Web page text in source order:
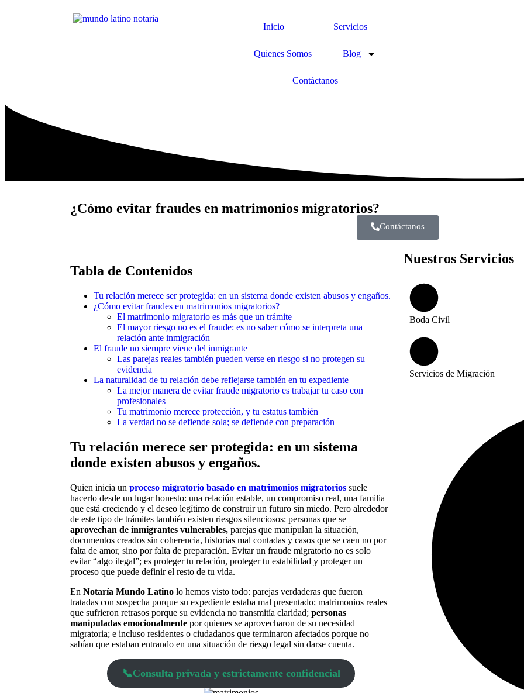
Inicio Servicios
Quienes Somos Blog
Contáctanos
¿Cómo evitar fraudes en matrimonios migratorios?
Contáctanos
Tabla de Contenidos
Tu relación merece ser protegida: en un sistema donde existen abusos y engaños.
¿Cómo evitar fraudes en matrimonios migratorios?
El matrimonio migratorio es más que un trámite
El mayor riesgo no es el fraude: es no saber cómo se interpreta una
relación ante inmigración
El fraude no siempre viene del inmigrante
Las parejas reales también pueden verse en riesgo si no protegen su
evidencia
La naturalidad de tu relación debe reflejarse también en tu expediente
La mejor manera de evitar fraude migratorio es trabajar tu caso con
profesionales
Tu matrimonio merece protección, y tu estatus también
La verdad no se defiende sola; se defiende con preparación
Tu relación merece ser protegida: en un sistema
donde existen abusos y engaños.
Quien inicia un proceso migratorio basado en matrimonios migratorios suele
hacerlo desde un lugar honesto: una relación estable, un compromiso real, una familia
que está creciendo y el deseo legítimo de construir un futuro sin miedo. Pero alrededor
de este tipo de trámites también existen riesgos silenciosos: personas que se
aprovechan de inmigrantes vulnerables, parejas que manipulan la situación,
documentos creados sin coherencia, historias mal contadas y casos que se caen no por
falta de amor, sino por falta de preparación. Evitar un fraude migratorio no es solo
evitar “algo ilegal”; es proteger tu relación, proteger tu estabilidad y proteger un
proceso que puede definir el resto de tu vida.
En Notaría Mundo Latino lo hemos visto todo: parejas verdaderas que fueron
tratadas con sospecha porque su expediente estaba mal presentado; matrimonios reales
que sufrieron retrasos porque su evidencia no transmitía claridad; personas
manipuladas emocionalmente por quienes se aprovecharon de su necesidad
migratoria; e incluso residentes o ciudadanos que terminaron afectados porque no
sabían que estaban entrando en una situación de riesgo legal sin darse cuenta.
📞Consulta privada y estrictamente confidencial
Nuestros Servicios
Boda Civil
Servicios de Migración